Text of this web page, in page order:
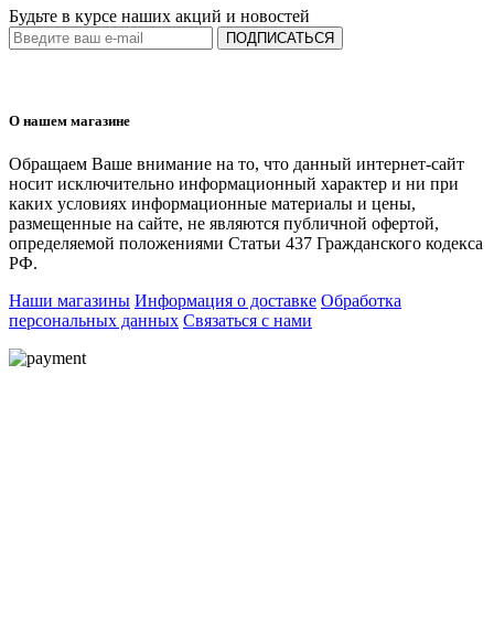
Будьте в курсе наших акций и новостей
ПОДПИСАТЬСЯ
О нашем магазине
Обращаем Ваше внимание на то, что данный интернет-сайт
носит исключительно информационный характер и ни при
каких условиях информационные материалы и цены,
размещенные на сайте, не являются публичной офертой,
определяемой положениями Статьи 437 Гражданского кодекса
РФ.
Наши магазины Информация о доставке Обработка
персональных данных Связаться с нами